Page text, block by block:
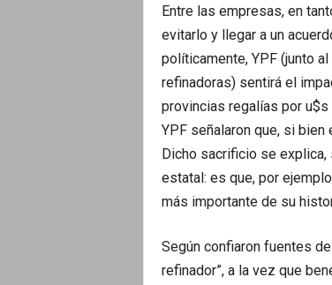
Entre las empresas, en
evitarlo y llegar a un
políticamente, YPF (junto
refinadoras) sentirá el
provincias regalías por
YPF señalaron que, si bien
Dicho sacrificio se explica,
estatal: es que, por
más importante de su
Según confiaron fuentes
refinador”, a la vez que